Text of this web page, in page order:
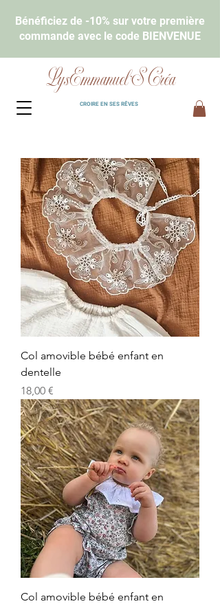
LysEmmanuel'S Créa
CROIRE EN SES RÊVES
Bénéficiez de -10% sur votre première
commande avec le code BIENVENUE
Col amovible bébé enfant en
dentelle
Prix
18,00 €
Col amovible bébé enfant en